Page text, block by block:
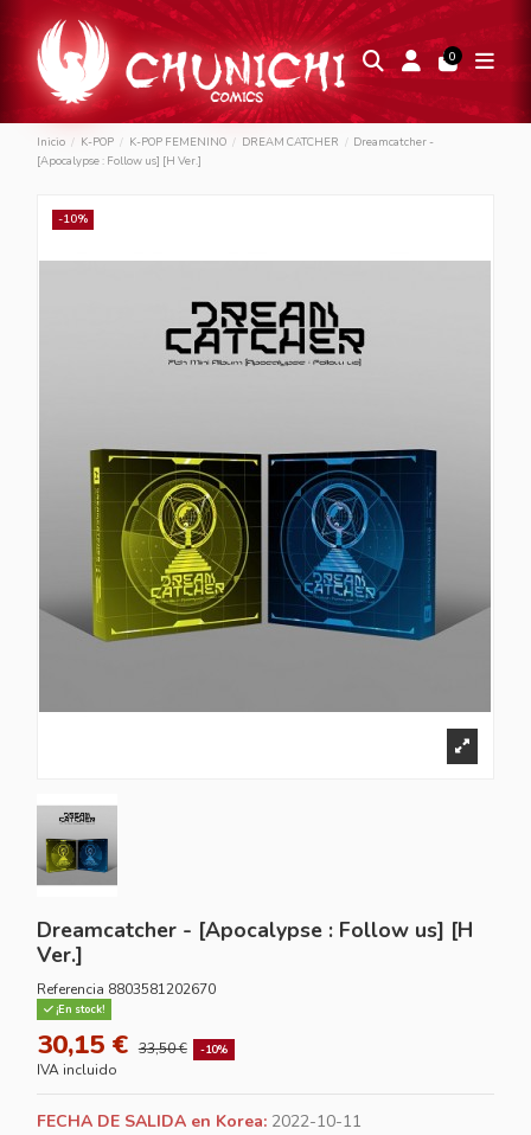
0
Inicio K-POP K-POP FEMENINO DREAM CATCHER
Dreamcatcher -
[Apocalypse : Follow us] [H Ver.]
-10%
Dreamcatcher - [Apocalypse : Follow us] [H
Ver.]
Referencia 8803581202670
¡En stock!
30,15 € 33,50 € -10%
IVA incluido
FECHA DE SALIDA en Korea: 2022-10-11